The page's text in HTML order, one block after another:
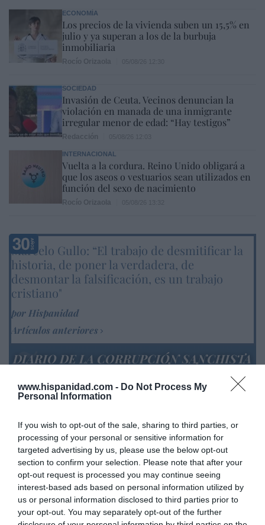
www.hispanidad.com - Do Not Process My
Personal Information
If you wish to opt-out of the sale, sharing to third parties, or
processing of your personal or sensitive information for
targeted advertising by us, please use the below opt-out
section to confirm your selection. Please note that after your
opt-out request is processed you may continue seeing
interest-based ads based on personal information utilized by
us or personal information disclosed to third parties prior to
your opt-out. You may separately opt-out of the further
ECONOMÍA
Los precios de la vivienda suben un 15,5% en
julio y ya superan a los de la burbuja
inmobiliaria
SOCIEDAD
Invasión de Ceuta. Vecinos denuncian la
violación en manada de una inmigrante
irregular menor de edad: “Hay testigos”
INTERNACIONAL
Vuelta a la cordura. Reino Unido obligará a
que los aseos o vestuarios sean utilizados en
función del sexo de nacimiento
Marcelo Gullo: “El trabajo de desmitificar la
historia, de poner la verdadera, de
desmontar la falsificación, es un trabajo
cristiano"
por Hispanidad
Artículos anteriores
DIARIO DE LA CORRUPCIÓN SANCHISTA
Diario de la corrupción sanchista. Bolaños
se reunió en el año 2025 hasta seis veces
investigación judicial sobre la aerolínea
Plus Ultra
por Redacción
Artículos anteriores
Opinión